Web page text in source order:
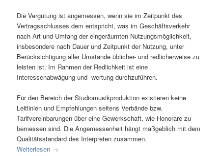
Die Vergütung ist angemessen, wenn sie im Zeitpunkt des
Vertragsschlusses dem entspricht, was im Geschäftsverkehr
nach Art und Umfang der eingeräumten Nutzungsmöglichkeit,
insbesondere nach Dauer und Zeitpunkt der Nutzung, unter
Berücksichtigung aller Umstände üblicher- und redlicherweise zu
leisten ist. Im Rahmen der Redlichkeit ist eine
Interessenabwägung und -wertung durchzuführen.
Für den Bereich der Studiomusikproduktion existieren keine
Leitlinien und Empfehlungen seitens Verbände bzw.
Tarifvereinbarungen über eine Gewerkschaft, wie Honorare zu
bemessen sind. Die Angemessenheit hängt maßgeblich mit dem
Qualitätsstandard des Interpreten zusammen.
Weiterlesen →